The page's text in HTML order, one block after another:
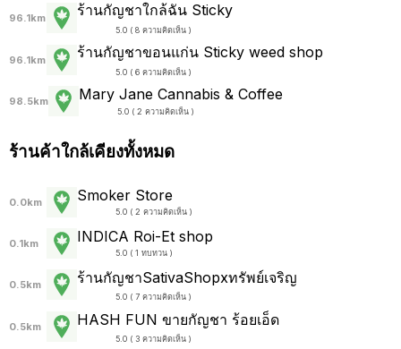
96.1km ร้านกัญชาใกล้ฉัน Sticky
5.0 ( 8 ความคิดเห็น )
96.1km ร้านกัญชาขอนแก่น Sticky weed shop
5.0 ( 6 ความคิดเห็น )
98.5km Mary Jane Cannabis & Coffee
5.0 ( 2 ความคิดเห็น )
ร้านค้าใกล้เคียงทั้งหมด
0.0km Smoker Store
5.0 ( 2 ความคิดเห็น )
0.1km INDICA Roi-Et shop
5.0 ( 1 ทบทวน )
0.5km ร้านกัญชาSativaShopxทรัพย์เจริญ
5.0 ( 7 ความคิดเห็น )
0.5km HASH FUN ขายกัญชา ร้อยเอ็ด
5.0 ( 3 ความคิดเห็น )